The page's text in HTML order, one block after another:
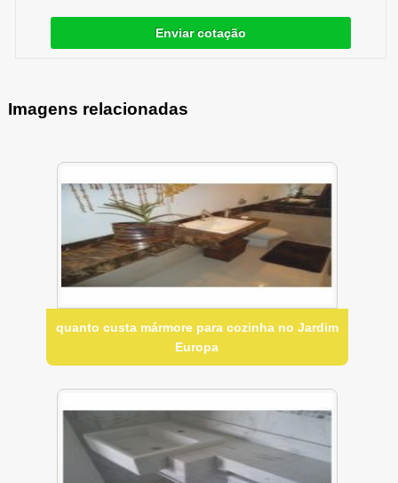
Enviar cotação
Imagens relacionadas
quanto custa mármore para cozinha no Jardim
Europa